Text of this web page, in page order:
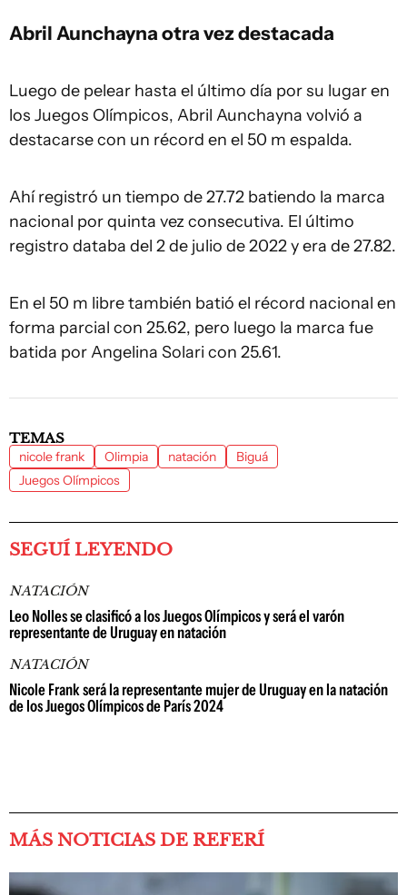
Abril Aunchayna otra vez destacada
Luego de pelear hasta el último día por su lugar en
los Juegos Olímpicos, Abril Aunchayna volvió a
destacarse con un récord en el 50 m espalda.
Ahí registró un tiempo de 27.72 batiendo la marca
nacional por quinta vez consecutiva. El último
registro databa del 2 de julio de 2022 y era de 27.82.
En el 50 m libre también batió el récord nacional en
forma parcial con 25.62, pero luego la marca fue
batida por Angelina Solari con 25.61.
TEMAS
nicole frank Olimpia natación
Biguá
Juegos Olímpicos
SEGUÍ LEYENDO
NATACIÓN
Leo Nolles se clasificó a los Juegos Olímpicos y será el varón
representante de Uruguay en natación
NATACIÓN
Nicole Frank será la representante mujer de Uruguay en la natación
de los Juegos Olímpicos de París 2024
MÁS NOTICIAS DE REFERÍ